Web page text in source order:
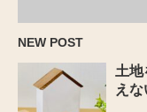
NEW POST
土
え